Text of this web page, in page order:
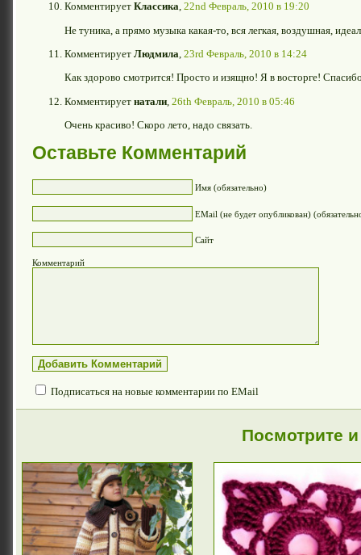
Комментирует Классика, 22nd Февраль, 2010 в 19:20
Не туника, а прямо музыка какая-то, вся легкая, воздушная,
Комментирует Людмила 23rd Февраль, 2010 в 14:24
Как здорово смотрится! Просто и изящно! Я в восторге!
Комментирует натали 26th Февраль, 2010 в 05:46
Очень красиво! Скоро лето, надо связать.
Оставьте Комментарий
Имя (обязательно)
EMail (не будет опубликован)
Сайт
Комментарий
Подписаться на новые комментарии по EMail
Посмотрите